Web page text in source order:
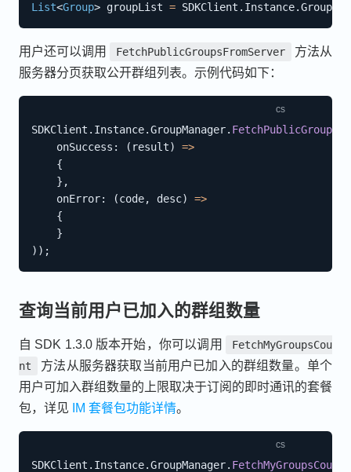
List<Group> groupList = SDKClient . Instance.
用户还可以调用 FetchPublicGroupsFromServer
方法从
服务器分页获取公开群组列表。示例代码如下：
SDKClient . Instance.GroupManager.
onSuccess : ( result)
=>
{
} ,
onError: (code, desc)
=>
{
}
) ) ;
查询当前用户已加入的群组数量
自 SDK 1.3.0 版本开始，你可以调用
FetchMyGroupsCou
nt
方法从服务器获取当前用户已加入的群组数量。单个
用户可加入群组数量的上限取决于订阅的即时通讯的套餐
包，详见
IM 套餐包功能详情。
SDKClient . Instance.GroupManager. FetchMyGroupsCount